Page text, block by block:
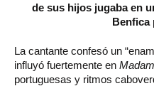
de sus hijos jugaba en
Benfica
La cantante confesó un
influyó fuertemente en
portuguesas y ritmos